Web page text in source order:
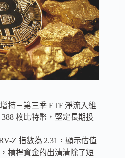
持－第三季 ETF 淨流入維
枚比特幣，堅定長期投
Z 指數為 2.31，顯示估值
槓桿資金的出清清除了短